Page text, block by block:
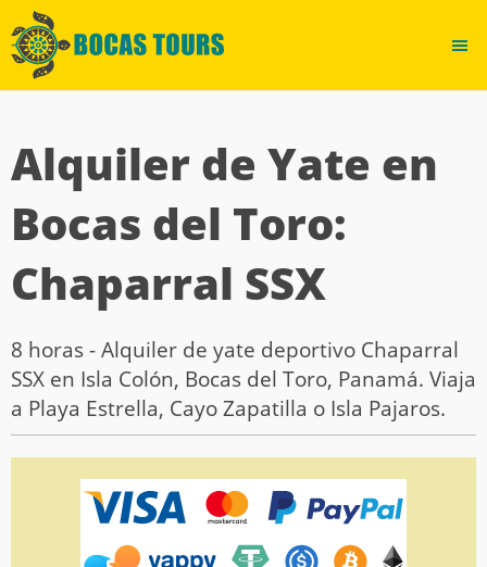
Alquiler de Yate en
Bocas del Toro:
Chaparral SSX
8 horas - Alquiler de yate deportivo Chaparral
SSX en Isla Colón, Bocas del Toro, Panamá. Viaja
a Playa Estrella, Cayo Zapatilla o Isla Pajaros.